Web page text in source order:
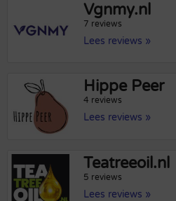
Vgnmy.nl
7 reviews
Lees reviews »
Hippe Peer
4 reviews
Lees reviews »
Teatreeoil.nl
5 reviews
Lees reviews »